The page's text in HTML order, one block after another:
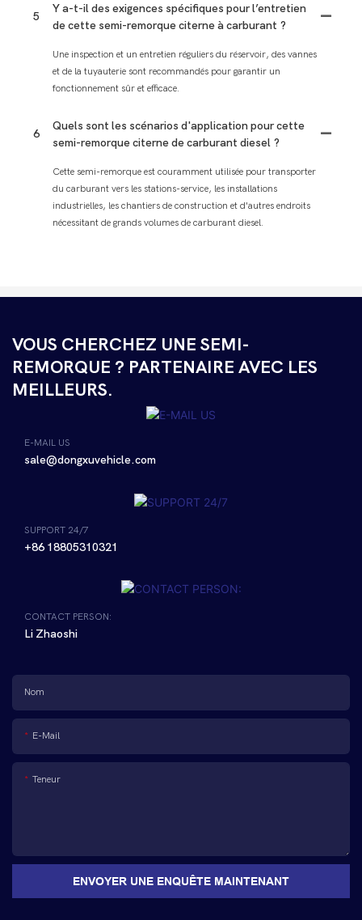
5
Y a-t-il des exigences spécifiques pour l’entretien
de cette semi-remorque citerne à carburant ?
Une inspection et un entretien réguliers du réservoir, des vannes
et de la tuyauterie sont recommandés pour garantir un
fonctionnement sûr et efficace.
6
Quels sont les scénarios d'application pour cette
semi-remorque citerne de carburant diesel ?
Cette semi-remorque est couramment utilisée pour transporter
du carburant vers les stations-service, les installations
industrielles, les chantiers de construction et d'autres endroits
nécessitant de grands volumes de carburant diesel.
VOUS CHERCHEZ UNE SEMI-
REMORQUE ? PARTENAIRE AVEC LES
MEILLEURS.
E-MAIL US
sale@dongxuvehicle.com
SUPPORT 24/7
+86 18805310321
CONTACT PERSON:
Li Zhaoshi
Nom
E-Mail
Teneur
ENVOYER UNE ENQUÊTE MAINTENANT